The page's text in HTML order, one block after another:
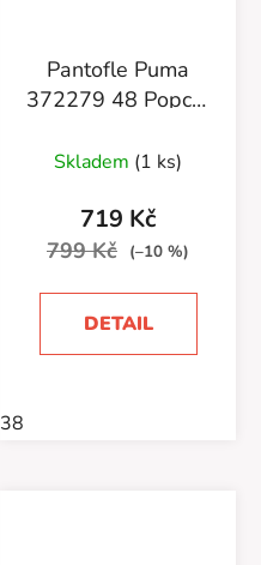
Pantofle Puma
372279 48 Popcat
Skladem (1 ks)
719 Kč
799 Kč (–10 %)
DETAIL
38